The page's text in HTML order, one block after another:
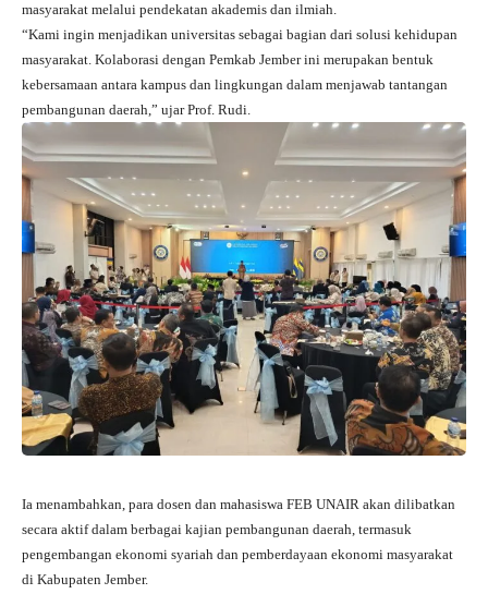
masyarakat melalui pendekatan akademis dan ilmiah.
“Kami ingin menjadikan universitas sebagai bagian dari solusi kehidupan
masyarakat. Kolaborasi dengan Pemkab Jember ini merupakan bentuk
kebersamaan antara kampus dan lingkungan dalam menjawab tantangan
pembangunan daerah,” ujar Prof. Rudi.
Ia menambahkan, para dosen dan mahasiswa FEB UNAIR akan dilibatkan
secara aktif dalam berbagai kajian pembangunan daerah, termasuk
pengembangan ekonomi syariah dan pemberdayaan ekonomi masyarakat
di Kabupaten Jember.